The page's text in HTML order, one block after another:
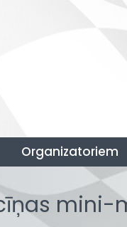
Organizatoriem